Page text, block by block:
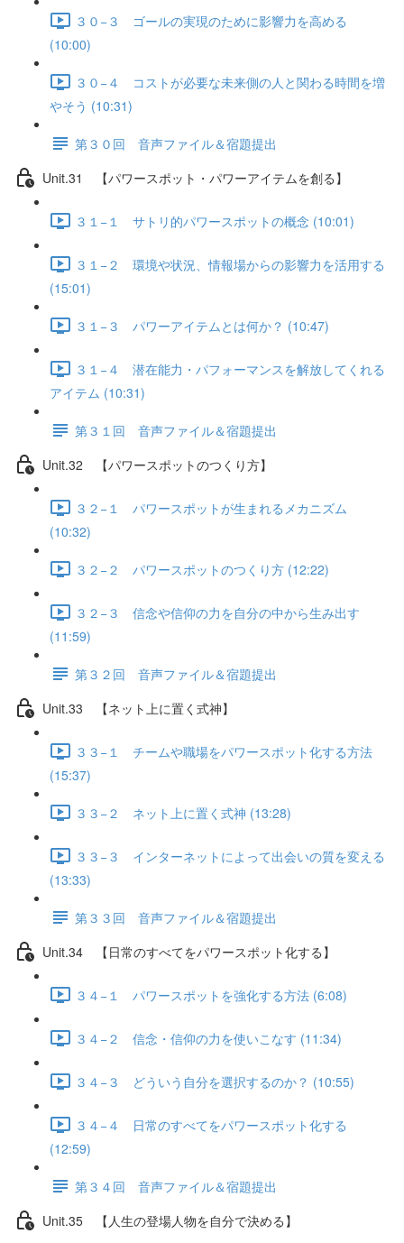
３０−３ ゴールの実現のために影響力を高める
(10:00)
３０−４ コストが必要な未来側の人と関わる時間を増
やそう (10:31)
第３０回 音声ファイル＆宿題提出
Unit.31 【パワースポット・パワーアイテムを創る】
３１−１ サトリ的パワースポットの概念 (10:01)
３１−２ 環境や状況、情報場からの影響力を活用する
(15:01)
３１−３ パワーアイテムとは何か？ (10:47)
３１−４ 潜在能力・パフォーマンスを解放してくれる
アイテム (10:31)
第３１回 音声ファイル＆宿題提出
Unit.32 【パワースポットのつくり方】
３２−１ パワースポットが生まれるメカニズム
(10:32)
３２−２ パワースポットのつくり方 (12:22)
３２−３ 信念や信仰の力を自分の中から生み出す
(11:59)
第３２回 音声ファイル＆宿題提出
Unit.33 【ネット上に置く式神】
３３−１ チームや職場をパワースポット化する方法
(15:37)
３３−２ ネット上に置く式神 (13:28)
３３−３ インターネットによって出会いの質を変える
(13:33)
第３３回 音声ファイル＆宿題提出
Unit.34 【日常のすべてをパワースポット化する】
３４−１ パワースポットを強化する方法 (6:08)
３４−２ 信念・信仰の力を使いこなす (11:34)
３４−３ どういう自分を選択するのか？ (10:55)
３４−４ 日常のすべてをパワースポット化する
(12:59)
第３４回 音声ファイル＆宿題提出
Unit.35 【人生の登場人物を自分で決める】